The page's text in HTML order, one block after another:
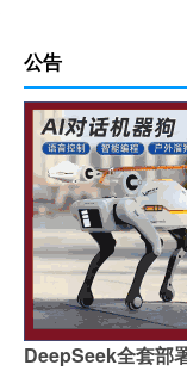
公告
DeepSeek全套部